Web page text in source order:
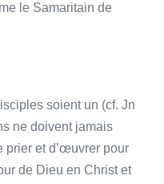
le Samaritain de
soient un (cf. Jn
ne doivent jamais
prier et d’œuvrer pour
de Dieu en Christ et